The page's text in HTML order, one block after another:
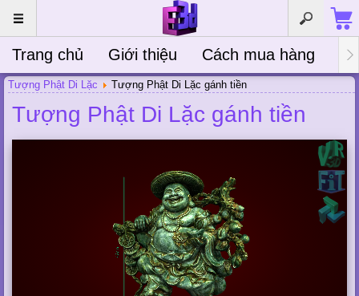
Trang chủ Giới thiệu Cách mua hàng
Tượng Phật Di Lặc Tượng Phật Di Lặc gánh tiền
Tượng Phật Di Lặc gánh tiền